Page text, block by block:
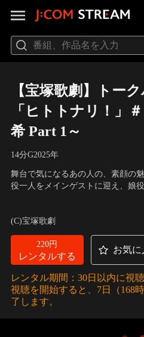
【宝塚歌劇】トー
「ヒトトナリ！」
希 Part 1～
14分G2025年
舞台で気になるあの人の、素顔の
役一人をメインゲストに迎え、娘
(C)宝塚歌劇
220円
レンタルする
お気に
レンタル期間：30日以内に視
視聴を開始すると、7日（168
了します。